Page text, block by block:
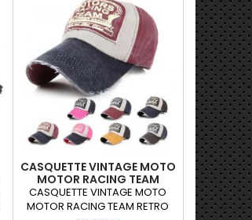
CASQUETTE VINTAGE MOTO
MOTOR RACING TEAM
RETRO FASHION DENIM
COTON
CASQUETTE VINTAGE MOTO
MOTOR RACING TEAM RETRO